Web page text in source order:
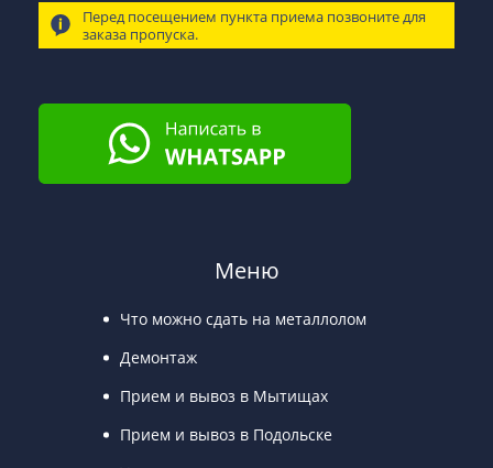
Перед посещением пункта приема позвоните для
заказа пропуска.
Меню
Что можно сдать на металлолом
Демонтаж
Прием и вывоз в Мытищах
Прием и вывоз в Подольске